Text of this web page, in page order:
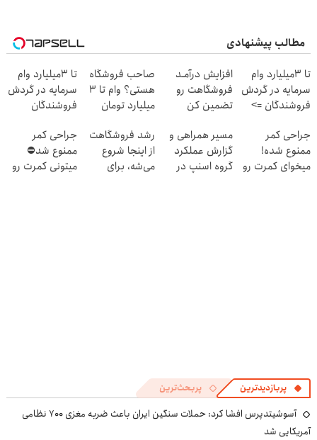
مطالب پیشنهادی
تا 3میلیارد وام
سرمایه در گردش
فروشندگان =>
ثبت کن
افزایش درآمـد
فروشگاهت رو
تضمین کن
صاحب فروشگاه
هستی؟ وام تا ۳
میلیارد تومان
تا 3میلیارد وام
سرمایه در گردش
فروشندگان
جراحی کمر
ممنوع شده!
میخوای کمرت رو
مسیر همراهی و
گزارش عملکرد
گروه اسنپ در
رشد فروشگاهت
از اینجا شروع
می‌شه، برای
جراحی کمر
ممنوع شد⛔
میتونی کمرت رو
پربازدیدترین پربحث‌ترین
آسوشیتدپرس افشا کرد: حملات سنگین ایران باعث ضربه مغزی ۷۰۰ نظامی
آمریکایی شد